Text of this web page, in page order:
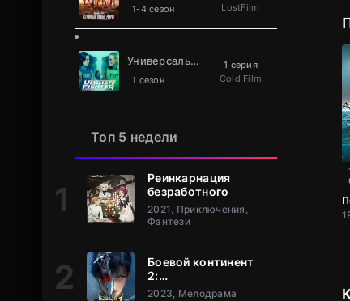
1-4 сезон
LostFilm
Универсальный боец
1 сезон
1 серия
Cold Film
Топ 5 недели
Реинкарнация
безработного
2021, Приключения,
Фэнтези
Боевой континент
2:
Непревзойдённый
2023, Мелодрама